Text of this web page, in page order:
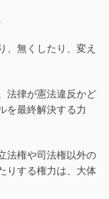
、無くしたり、変え
法律が憲法違反かど
を最終解決する力
法権や司法権以外の
りする権力は、大体